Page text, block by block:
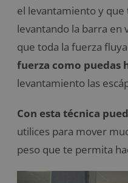
el levantamiento y
levantando la barra en
que toda la fuerza
fuerza como puedas
levantamiento las
Con esta técnica
utilices para mover
peso que te permita